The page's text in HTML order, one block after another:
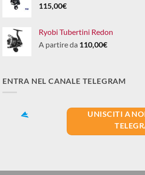
115,00€
Ryobi Tubertini Redon
A partire da 110,00€
ENTRA NEL CANALE TELEGRAM
UNISCITI A